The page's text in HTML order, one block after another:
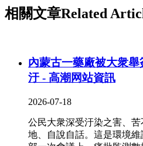
相關文章Related
內蒙古一藥廠被大衆
汙 - 高潮网站資訊
2026-07-18
公民大衆深受汙染之害、
地、自說自話。這是環境